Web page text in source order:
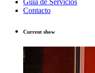
Guía de Servicios
Contacto
Current show